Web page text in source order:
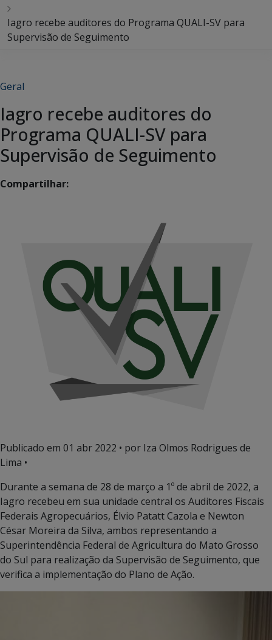
Iagro recebe auditores do Programa QUALI-SV para
Supervisão de Seguimento
Geral
Iagro recebe auditores do
Programa QUALI-SV para
Supervisão de Seguimento
Compartilhar:
Publicado em 01 abr 2022 • por Iza Olmos Rodrigues de
Lima •
Durante a semana de 28 de março a 1º de abril de 2022, a
Iagro recebeu em sua unidade central os Auditores Fiscais
Federais Agropecuários, Élvio Patatt Cazola e Newton
César Moreira da Silva, ambos representando a
Superintendência Federal de Agricultura do Mato Grosso
do Sul para realização da Supervisão de Seguimento, que
verifica a implementação do Plano de Ação.